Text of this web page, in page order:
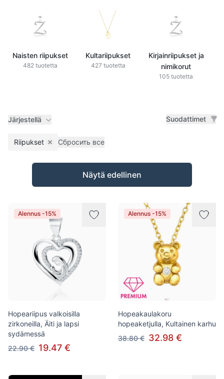
Naisten riipukset
482 tuotetta
Kultariipukset
427 tuotetta
Kirjainriipukset ja
nimikorut
105 tuotetta
Järjestellä Suodattimet
Riipukset Remove filter
Сбросить все
Tuotteet
Näytä edellinen
Alennus -15%
Hopeariipus valkoisilla
zirkoneilla, Äiti ja lapsi
sydämessä
22.90 € 19.47 €
Alennus -15%
Hopeakaulakoru
hopeaketjulla, Kultainen karhu
38.80 € 32.98 €